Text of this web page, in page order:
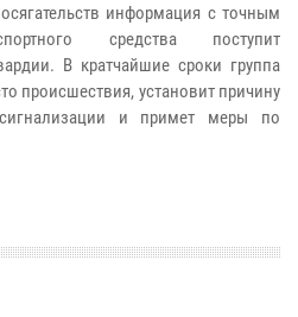
информация с точным
средства поступит
В кратчайшие сроки группа
происшествия, установит причину
и примет меры по